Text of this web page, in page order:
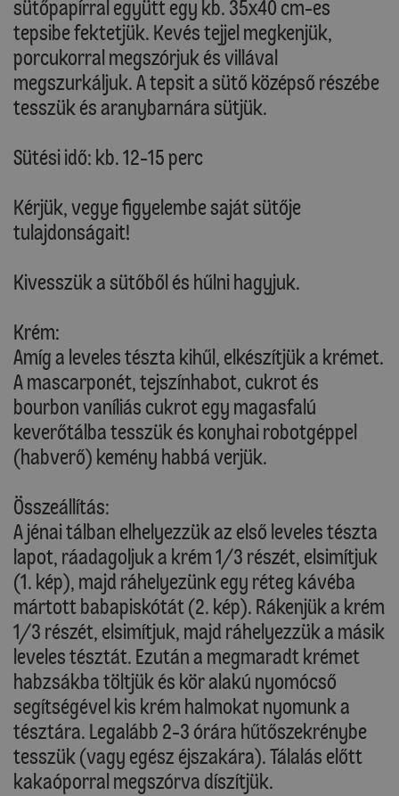
sütőpapírral együtt egy kb. 35x40 cm-es
tepsibe fektetjük. Kevés tejjel megkenjük,
porcukorral megszórjuk és villával
megszurkáljuk. A tepsit a sütő középső részébe
tesszük és aranybarnára sütjük.
Sütési idő: kb. 12-15 perc
Kérjük, vegye figyelembe saját sütője
tulajdonságait!
Kivesszük a sütőből és hűlni hagyjuk.
Krém:
Amíg a leveles tészta kihűl, elkészítjük a krémet.
A mascarponét, tejszínhabot, cukrot és
bourbon vaníliás cukrot egy magasfalú
keverőtálba tesszük és konyhai robotgéppel
(habverő) kemény habbá verjük.
Összeállítás:
A jénai tálban elhelyezzük az első leveles tészta
lapot, ráadagoljuk a krém 1/3 részét, elsimítjuk
(1. kép), majd ráhelyezünk egy réteg kávéba
mártott babapiskótát (2. kép). Rákenjük a krém
1/3 részét, elsimítjuk, majd ráhelyezzük a másik
leveles tésztát. Ezután a megmaradt krémet
habzsákba töltjük és kör alakú nyomócső
segítségével kis krém halmokat nyomunk a
tésztára. Legalább 2-3 órára hűtőszekrénybe
tesszük (vagy egész éjszakára). Tálalás előtt
kakaóporral megszórva díszítjük.